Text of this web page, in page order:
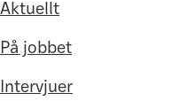
Aktuellt
På jobbet
Intervjuer